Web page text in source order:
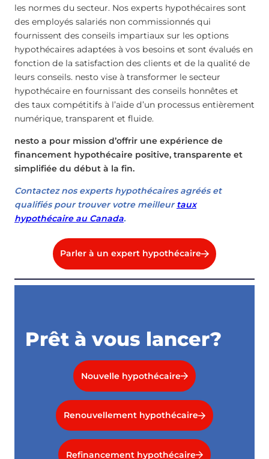
les normes du secteur. Nos experts hypothécaires sont
des employés salariés non commissionnés qui
fournissent des conseils impartiaux sur les options
hypothécaires adaptées à vos besoins et sont évalués en
fonction de la satisfaction des clients et de la qualité de
leurs conseils. nesto vise à transformer le secteur
hypothécaire en fournissant des conseils honnêtes et
des taux compétitifs à l’aide d’un processus entièrement
numérique, transparent et fluide.
nesto a pour mission d’offrir une expérience de
financement hypothécaire positive, transparente et
simplifiée du début à la fin.
Contactez nos experts hypothécaires agréés et
qualifiés pour trouver votre meilleurtaux
hypothécaire au Canada.
Parler à un expert hypothécaire
Prêt à vous lancer?
Nouvelle hypothécaire
Renouvellement hypothécaire
Refinancement hypothécaire